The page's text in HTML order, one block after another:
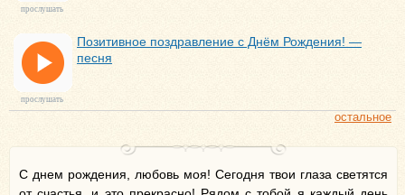
прослушать
Позитивное поздравление с Днём Рождения! —
песня
прослушать
остальное
С днем рождения, любовь моя! Сегодня твои глаза светятся